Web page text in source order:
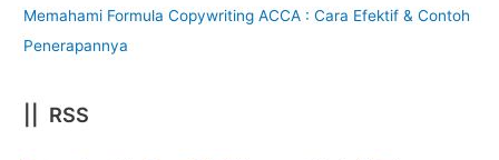
Memahami Formula Copywriting ACCA : Cara Efektif & Contoh
Penerapannya
|| RSS